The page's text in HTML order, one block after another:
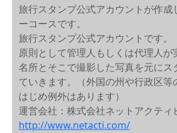
旅行スタンプ公式アカウントが作成
ーコースです。
旅行スタンプ公式アカウントです。
原則として管理人もしくは代理人が
名所とそこで撮影した写真を元にス
ていきます。（外国の州や行政区等
はじめ例外はあります）
運営会社：株式会社ネットアクティ
http://www.netacti.com/